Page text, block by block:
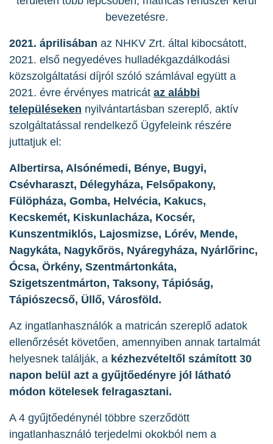
bevezetésre.
2021. áprilisában az NHKV Zrt. által kibocsátott,
2021. első negyedéves hulladékgazdálkodási
közszolgáltatási díjról szóló számlával együtt a
2021. évre érvényes matricát az alábbi
településeken nyilvántartásban szereplő, aktív
szolgáltatással rendelkező Ügyfeleink részére
juttatjuk el:
Albertirsa, Alsónémedi, Bénye, Bugyi,
Csévharaszt, Délegyháza, Felsőpakony,
Fülöpháza, Gomba, Helvécia, Kakucs,
Kecskemét, Kiskunlacháza, Kocsér,
Kunszentmiklós, Lajosmizse, Lórév, Mende,
Nagykáta, Nagykőrös, Nyáregyháza, Nyárlőrinc,
Ócsa, Örkény, Szentmártonkáta,
Szigetszentmárton, Taksony, Tápióság,
Tápiószecső, Üllő, Városföld.
Az ingatlanhasználók a matricán szereplő adatok
ellenőrzését követően, amennyiben annak tartalmát
helyesnek találják, a kézhezvételtől számított 30
napon belül azt a gyűjtőedényre jól látható
módon kötelesek felragasztani.
A 4 gyűjtőedénynél többre szerződött
ingatlanhasználó terjedelmi okokból nem a